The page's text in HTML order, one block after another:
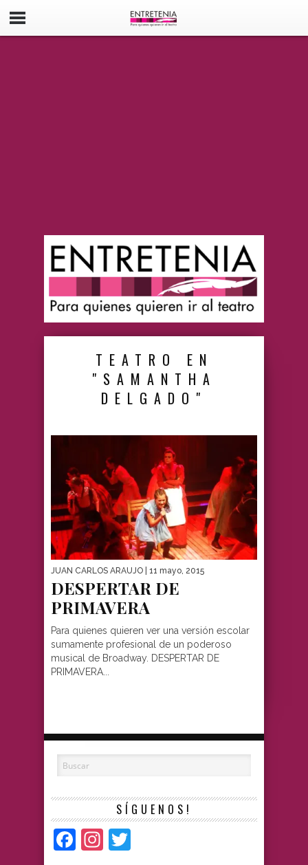
TEATRO EN
"SAMANTHA
DELGADO"
JUAN CARLOS ARAUJO | 11 mayo, 2015
DESPERTAR DE
PRIMAVERA
Para quienes quieren ver una versión escolar
sumamente profesional de un poderoso
musical de Broadway. DESPERTAR DE
PRIMAVERA...
SÍGUENOS!
Facebook
Instagram